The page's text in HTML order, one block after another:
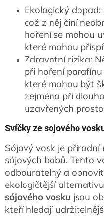
Ekologický
což z něj činí
hoření se mohou
které mohou
Zdravotní rizika:
při hoření
které mohou být
zejména při
uzavřených
Svíčky ze sojového
Sójový vosk je
sójových bobů. Tento
odbouratelný a
ekologičtější
sójového vosku jsou
kteří hledají